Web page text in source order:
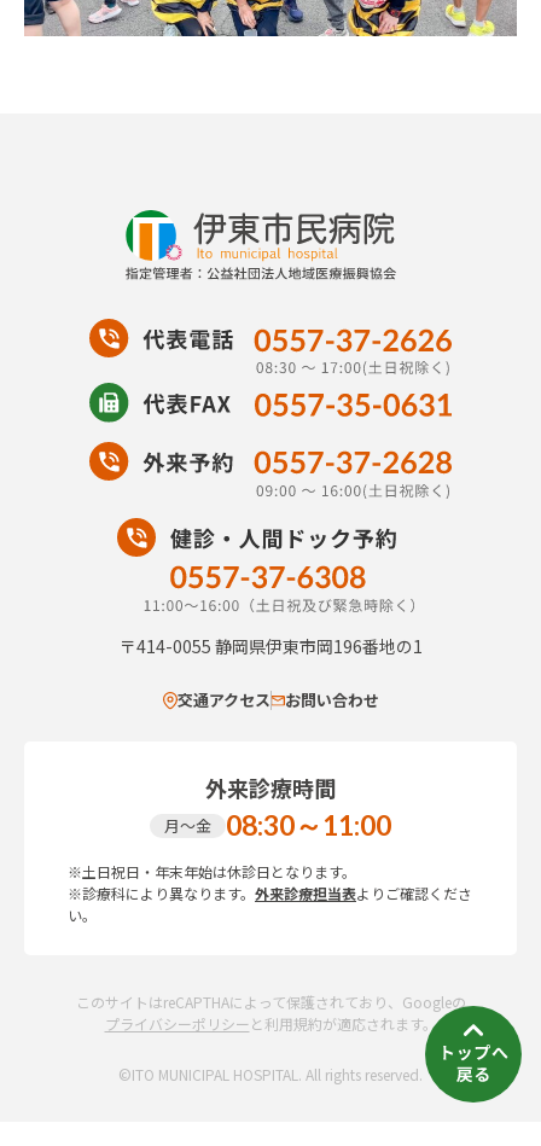
〒414-0055 静岡県伊東市岡196番地の1
交通アクセス お問い合わせ
外来診療時間
月～金 08:30～11:00
※土日祝日・年末年始は休診日となります。
※診療科により異なります。 外来診療担当表よりご確認くださ
い。
このサイトはreCAPTHAによって保護されており、Googleの
プライバシーポリシーと利用規約が適応されます。
©ITO MUNICIPAL HOSPITAL. All rights reserved.